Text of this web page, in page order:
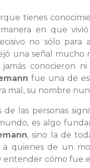
tienes
en que
no sólo para
una señal
conocieron ni
fue una de
mal, su nombre
las personas
es algo
, sino la de
a quienes de un
cómo fue